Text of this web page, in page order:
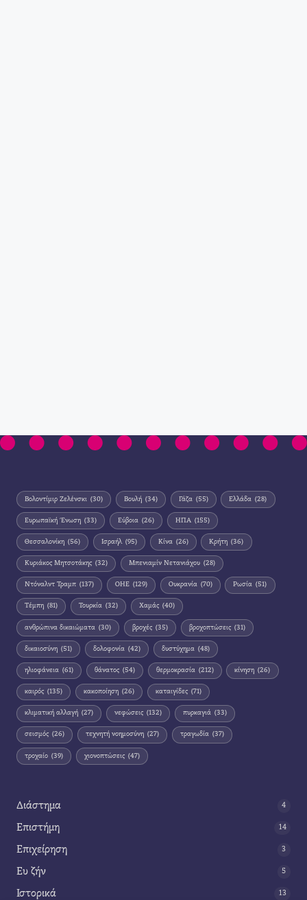
Βολοντίμιρ Ζελένσκι (30) Βουλή (34) Γάζα (55) Ελλάδα (28)
Ευρωπαϊκή Ένωση (33) Εύβοια (26) ΗΠΑ (155)
Θεσσαλονίκη (56) Ισραήλ (95) Κίνα (26) Κρήτη (36)
Κυριάκος Μητσοτάκης (32) Μπενιαμίν Νετανιάχου (28)
Ντόναλντ Τραμπ (137) ΟΗΕ (129) Ουκρανία (70) Ρωσία (51)
Τέμπη (81) Τουρκία (32) Χαμάς (40)
ανθρώπινα δικαιώματα (30) βροχές (35) βροχοπτώσεις (31)
δικαιοσύνη (51) δολοφονία (42) δυστύχημα (48)
ηλιοφάνεια (61) θάνατος (54) θερμοκρασία (212) κίνηση (26)
καιρός (135) κακοποίηση (26) καταιγίδες (71)
κλιματική αλλαγή (27) νεφώσεις (132) πυρκαγιά (33)
σεισμός (26) τεχνητή νοημοσύνη (27) τραγωδία (37)
τροχαίο (39) χιονοπτώσεις (47)
Διάστημα 4
Επιστήμη 14
Επιχείρηση 3
Ευ ζήν 5
Ιστορικά 13